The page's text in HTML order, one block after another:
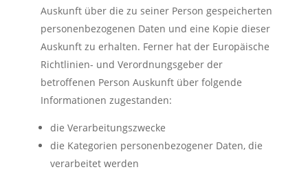
Auskunft über die zu seiner Person gespeicherten
personenbezogenen Daten und eine Kopie dieser
Auskunft zu erhalten. Ferner hat der Europäische
Richtlinien- und Verordnungsgeber der
betroffenen Person Auskunft über folgende
Informationen zugestanden:
die Verarbeitungszwecke
die Kategorien personenbezogener Daten, die
verarbeitet werden